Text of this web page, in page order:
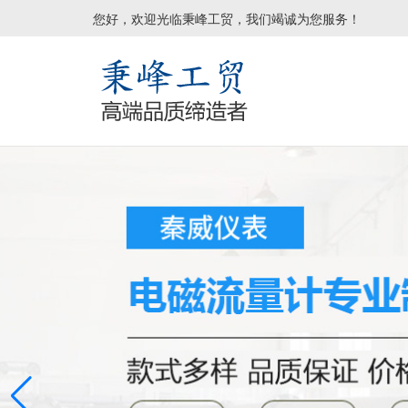
您好，欢迎光临秉峰工贸，我们竭诚为您服务！